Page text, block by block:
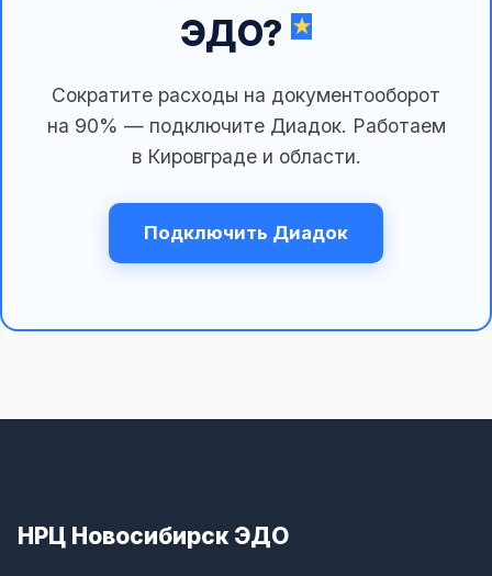
ЭДО?
Сократите расходы на документооборот
на 90% — подключите Диадок. Работаем
в Кировграде и области.
Подключить Диадок
НРЦ Новосибирск ЭДО